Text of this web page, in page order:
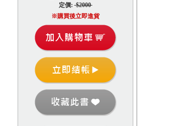
定價:$2000
※購買後立即進貨